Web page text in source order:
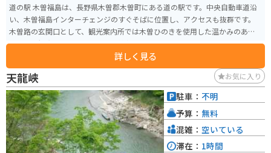
道の駅 木曽福島は、長野県木曽郡木曽町にある道の駅です。中央自動車道沿
い、木曽福島インターチェンジのすぐそばに位置し、アクセスも抜群です。
木曽路の玄関口として、観光案内所では木曽ひのきを使用した温かみのある
空間で、観光パンフレットや地域情報を入手できます。地元の特産品を販売
するショップでは、木曽漆器や木工品、そば、五平餅など、旅の思い出やお
土産に最適な品々が揃っています。 バイクで訪れる場合、道の駅には広い駐
車場が完備されているので安心です。ツーリングの休憩地点として利用する
のも良いでしょう。木曽路は、雄大な山々に囲まれた風光明媚なルートです。
道の駅 木曽福島を拠点に、自然を感じながらのツーリングを楽しんでみては
いかがでしょうか。 また、周辺には、国の重要文化財に指定されている旧家
で、当時の暮らしを垣間見ることができる「福島宿 木曽路の宿場町」や、鮮
やかな紅葉が美しい「寝覚ノ床」など、見どころもたくさんあります。
詳しく見る
天龍峡 お気に入り
駐車： 不明
予算： 無料
混雑： 空いている
滞在： 1時間